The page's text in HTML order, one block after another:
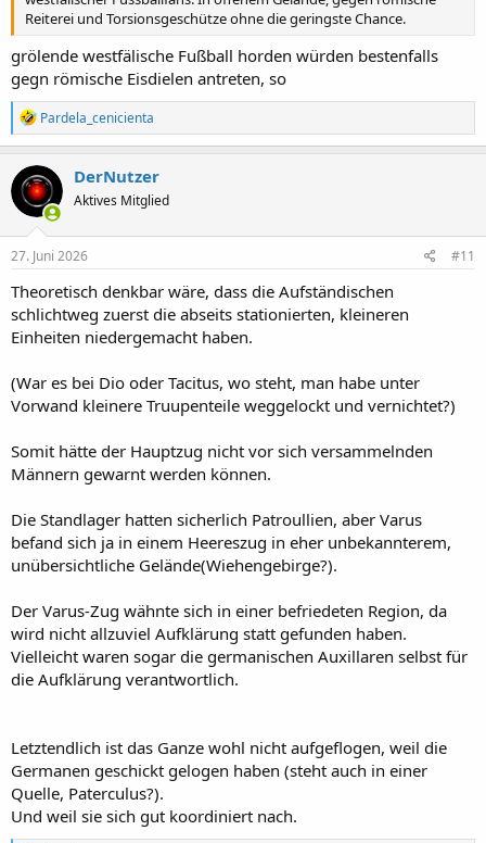
Reiterei und Torsionsgeschütze ohne die geringste Chance.
grölende westfälische Fußball horden würden bestenfalls
gegn römische Eisdielen antreten, so
R
e
a
k
t
i
o
n
e
:
Pardela_cenicienta
DerNutzer
Aktives Mitglied
27. Juni 2026 #11
Theoretisch denkbar wäre, dass die Aufständischen
schlichtweg zuerst die abseits stationierten, kleineren
Einheiten niedergemacht haben.
(War es bei Dio oder Tacitus, wo steht, man habe unter
Vorwand kleinere Truupenteile weggelockt und vernichtet?)
Somit hätte der Hauptzug nicht vor sich versammelnden
Männern gewarnt werden können.
Die Standlager hatten sicherlich Patroullien, aber Varus
befand sich ja in einem Heereszug in eher unbekannterem,
unübersichtliche Gelände(Wiehengebirge?).
Der Varus-Zug wähnte sich in einer befriedeten Region, da
wird nicht allzuviel Aufklärung statt gefunden haben.
Vielleicht waren sogar die germanischen Auxillaren selbst für
die Aufklärung verantwortlich.
Letztendlich ist das Ganze wohl nicht aufgeflogen, weil die
Germanen geschickt gelogen haben (steht auch in einer
Quelle, Paterculus?).
Und weil sie sich gut koordiniert nach.